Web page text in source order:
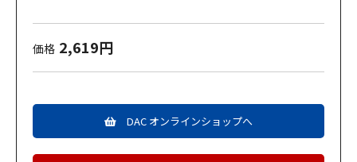
価格 2,619円
DAC オンラインショップへ